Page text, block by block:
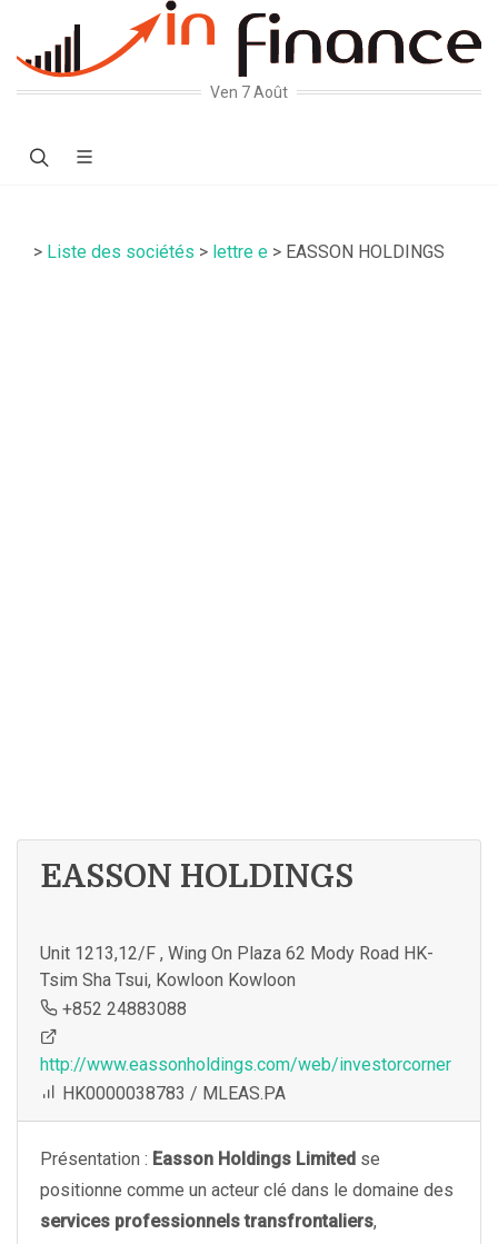
Ven 7 Août
> Liste des sociétés > lettre e > EASSON HOLDINGS
EASSON HOLDINGS
Unit 1213,12/F , Wing On Plaza 62 Mody Road HK-
Tsim Sha Tsui, Kowloon Kowloon
+852 24883088
http://www.eassonholdings.com/web/investorcorner
HK0000038783 / MLEAS.PA
Présentation : Easson Holdings Limited se
positionne comme un acteur clé dans le domaine des
services professionnels transfrontaliers,